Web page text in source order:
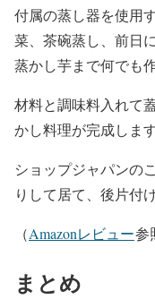
付属の蒸し器を使用
菜、茶碗蒸し、前日
蒸かし芋まで何でも
材料と調味料入れて
かし料理が完成しま
ショップジャパンの
りして居て、後片付
（Amazonレビュー参
まとめ